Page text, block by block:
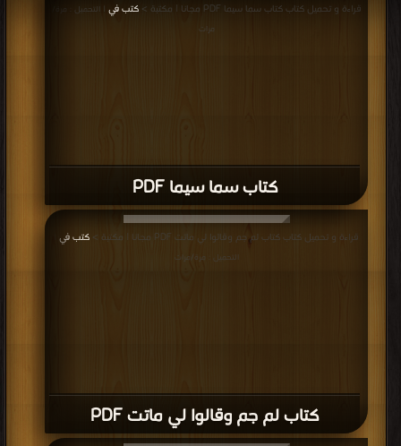
كتاب سما سيما PDF
قراءة و تحميل كتاب كتاب سما سيما PDF مجانا | مكتبة > كتب في | التحميل : مرة/
مرات
كتاب لم جم وقالوا لي ماتت PDF
قراءة و تحميل كتاب كتاب لم جم وقالوا لي ماتت PDF مجانا | مكتبة > كتب في
التحميل : مرة/مرات